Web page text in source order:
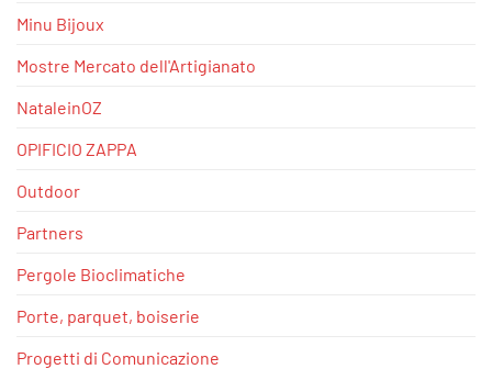
Minu Bijoux
Mostre Mercato dell'Artigianato
NataleinOZ
OPIFICIO ZAPPA
Outdoor
Partners
Pergole Bioclimatiche
Porte, parquet, boiserie
Progetti di Comunicazione